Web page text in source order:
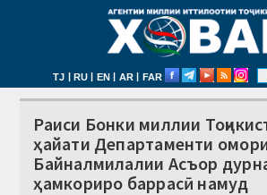
TJ | RU | EN | AR | FAR
Раиси Бонки миллии
ҳайати Департаменти
Байналмилалии Асъор
ҳамкориро баррасӣ намуд